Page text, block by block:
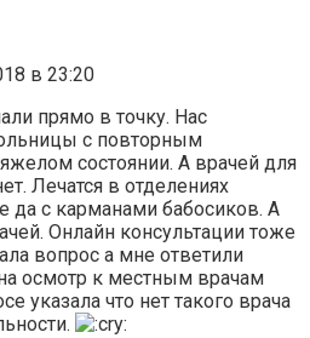
в 23:20
прямо в точку. Нас
с повторным
состоянии. А врачей для
Лечатся в отделениях
да с карманами бабосиков. А
Онлайн консультации тоже
вопрос а мне ответили
осмотр к местным врачам
указала что нет такого врача